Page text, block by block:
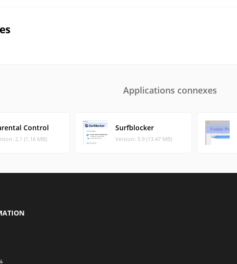
Applications connexes
Control
2.1 (1.16 MB)
Surfblocker
Version: 5.9 (13.47 MB)